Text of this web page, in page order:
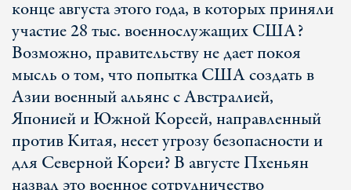
конце августа этого года, в которых приняли
участие 28 тыс. военнослужащих США?
Возможно, правительству не дает покоя
мысль о том, что попытка США создать в
Азии военный альянс с Австралией,
Японией и Южной Кореей, направленный
против Китая, несет угрозу безопасности и
для Северной Кореи? В августе Пхеньян